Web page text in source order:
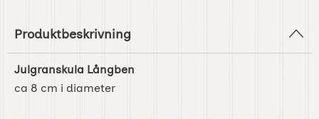
Produktbeskrivning
Julgranskula Långben
ca 8 cm i diameter